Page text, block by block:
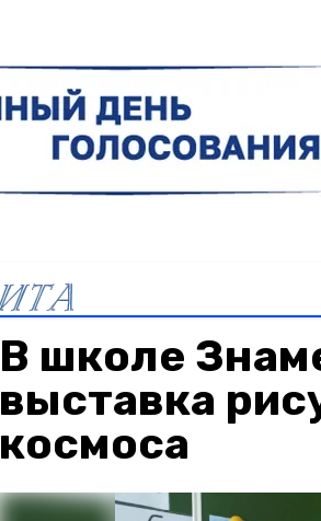
В школе
выставка
космоса